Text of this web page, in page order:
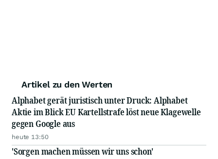
Artikel zu den Werten
Alphabet gerät juristisch unter Druck: Alphabet
Aktie im Blick EU Kartellstrafe löst neue Klagewelle
gegen Google aus
heute 13:50
'Sorgen machen müssen wir uns schon'